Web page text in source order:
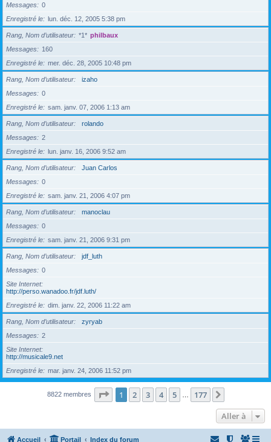
Messages
0
Enregistré le
lun. déc. 12, 2005 5:38 pm
Rang, Nom d’utilisateur *1* philbaux
Messages
160
Enregistré le
mer. déc. 28, 2005 10:48 pm
Rang, Nom d’utilisateur
izaho
Messages
0
Enregistré le
sam. janv. 07, 2006 1:13 am
Rang, Nom d’utilisateur
rolando
Messages
2
Enregistré le
lun. janv. 16, 2006 9:52 am
Rang, Nom d’utilisateur
Juan Carlos
Messages
0
Enregistré le
sam. janv. 21, 2006 4:07 pm
Rang, Nom d’utilisateur
manoclau
Messages
0
Enregistré le
sam. janv. 21, 2006 9:31 pm
Rang, Nom d’utilisateur
jdf_luth
Messages
0
Site Internet
http://perso.wanadoo.fr/jdf.luth/
Enregistré le
dim. janv. 22, 2006 11:22 am
Rang, Nom d’utilisateur
zyryab
Messages
2
Site Internet
http://musicale9.net
Enregistré le
mar. janv. 24, 2006 11:52 pm
8822 membres Page 1sur177
1 2 3 4 5 177
Aller à
Accueil Portail Index du forum